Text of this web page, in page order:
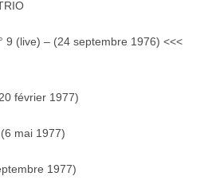
9 (live) – (24 septembre 1976) <<<
février 1977)
(6 mai 1977)
1977)